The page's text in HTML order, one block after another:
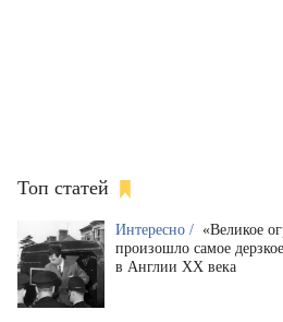
Топ статей
Интересно / «Великое
произошло самое
в Англии XX века